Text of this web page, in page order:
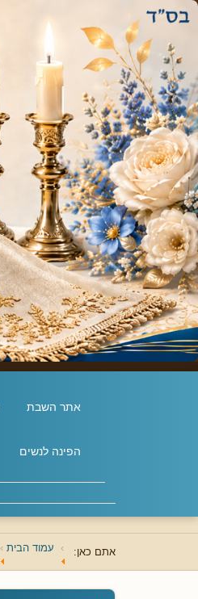
אתר השבת
הפינה לנשים
אתם כאן: עמוד הבית